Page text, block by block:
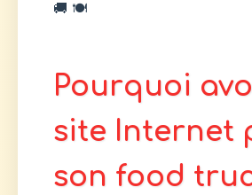
🚚 🍽️
Pourquoi
site Internet
son food